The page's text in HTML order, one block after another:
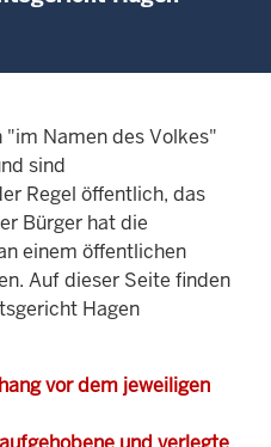
Namen des Volkes"
sind
Regel öffentlich, das
Bürger hat die
einem öffentlichen
Auf dieser Seite finden
Hagen
vor dem jeweiligen